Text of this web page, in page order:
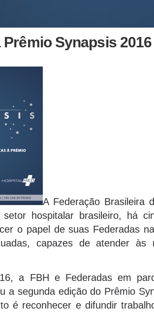
Synapsis 2016
A Federação Brasileira
setor hospitalar brasileiro, há
o papel de suas Federadas
capazes de atender às
a FBH e Federadas em
a segunda edição do Prêmio
é reconhecer e difundir